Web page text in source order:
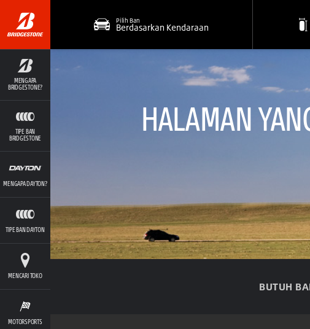
MENGAPA
BRIDGESTONE?
TIPE BAN
BRIDGESTONE
MENGAPA DAYTON?
TIPE BAN DAYTON
MENCARI TOKO
MOTORSPORTS
Pilih Ban
Berdasarkan Kendaraan
HALAMAN
BUTUH